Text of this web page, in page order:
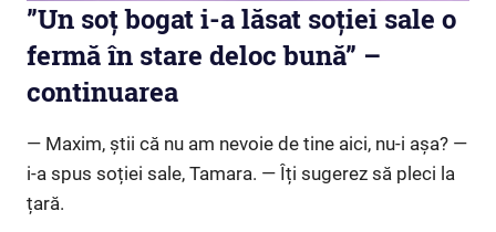
”Un soț bogat i-a lăsat soției sale o
fermă în stare deloc bună” –
continuarea
— Maxim, știi că nu am nevoie de tine aici, nu-i așa? —
i-a spus soției sale, Tamara. — Îți sugerez să pleci la
țară.